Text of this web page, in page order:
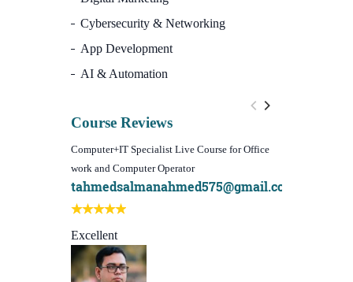
Cybersecurity & Networking
App Development
AI & Automation
Course Reviews
Computer+IT Specialist Live Course for Office
work and Computer Operator
tahmedsalmanahmed575@gmail.com
Excellent